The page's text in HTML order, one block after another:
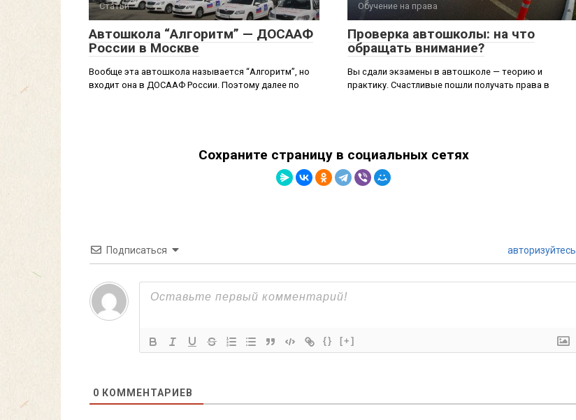
Статьи
Автошкола “Алгоритм” — ДОСААФ
России в Москве
Вообще эта автошкола называется “Алгоритм”, но
входит она в ДОСААФ России. Поэтому далее по
Обучение на права
Проверка автошколы: на что
обращать внимание?
Вы сдали экзамены в автошколе — теорию и
практику. Счастливые пошли получать права в
Сохраните страницу в социальных сетях
Подписаться авторизуйтесь
{} [+]
0 КОММЕНТАРИЕВ